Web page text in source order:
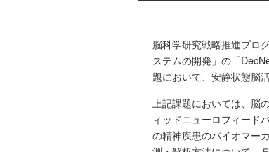
脳科学研究戦略推進プロ
ステムの開発」の「
題において、安静状態脳
上記課題においては、脳
ィッドニューロフィード
の精神疾患のバイオマー